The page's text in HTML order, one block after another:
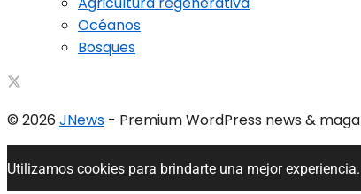
Océanos
Bosques
© 2026 JNews - Premium WordPress news &
Utilizamos cookies para brindarte una mejor